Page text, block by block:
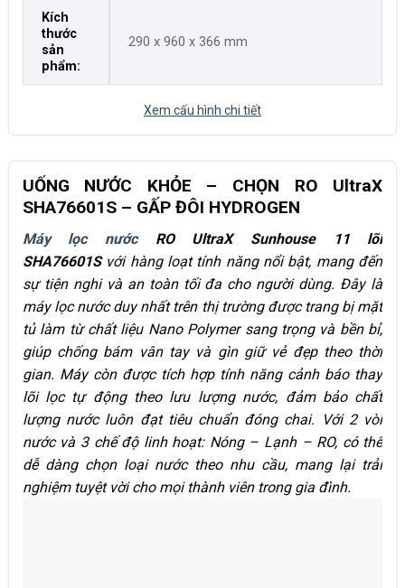
UỐNG NƯỚC KHỎE – CHỌN RO UltraX
SHA76601S – GẤP ĐÔI HYDROGEN
Máylọc nướcRO UltraX Sunhouse 11 lõi
SHA76601Svới hàng loạt tính năng nổi bật, mang đến
sự tiện nghi và an toàn tối đa cho người dùng. Đây là
máy lọc nước duy nhất trên thị trường được trang bị mặt
tủ làm từ chất liệu Nano Polymer sang trọng và bền bỉ,
giúp chống bám vân tay và gìn giữ vẻ đẹp theo thời
gian. Máy còn được tích hợp tính năng cảnh báo thay
lõi lọc tự động theo lưu lượng nước, đảm bảo chất
lượng nước luôn đạt tiêu chuẩn đóng chai. Với 2 vòi
nước và 3 chế độ linh hoạt: Nóng – Lạnh – RO, có thể
dễ dàng chọn loại nước theo nhu cầu, mang lại trải
nghiệm tuyệt vời cho mọi thành viên trong gia đình.
Kích
thước
sản
phẩm:
290 x 960 x 366 mm
Xem cấu hình chi tiết